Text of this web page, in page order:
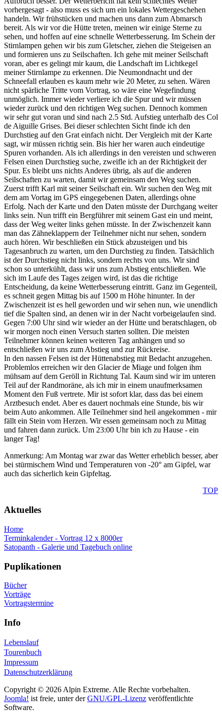
vorhergesagt - also muss es sich um ein lokales Wettergeschehen
handeln. Wir frühstücken und machen uns dann zum Abmarsch
bereit. Als wir vor die Hütte treten, meinen wir einige Sterne zu
sehen, und hoffen auf eine schnelle Wetterbesserung. Im Schein der
Stirnlampen gehen wir bis zum Gletscher, ziehen die Steigeisen an
und formieren uns zu Seilschaften. Ich gehe mit meiner Seilschaft
voran, aber es gelingt mir kaum, die Landschaft im Lichtkegel
meiner Stirnlampe zu erkennen. Die Neumondnacht und der
Schneefall erlauben es kaum mehr wie 20 Meter, zu sehen. Wären
nicht spärliche Tritte vom Vortrag, so wäre eine Wegefindung
unmöglich. Immer wieder verliere ich die Spur und wir müssen
wieder zurück und den richtigen Weg suchen. Dennoch kommen
wir sehr gut voran und sind nach 2.5 Std. Aufstieg unterhalb des Col
de Aiguille Grises. Bei dieser schlechten Sicht finde ich den
Durchstieg auf den Grat einfach nicht. Der Vergleich mit der Karte
sagt, wir müssen richtig sein. Bis hier her waren auch eindeutige
Spuren vorhanden. Als ich allerdings in den vereisten und schweren
Felsen einen Durchstieg suche, zweifle ich an der Richtigkeit der
Spur. Es bleibt uns nichts Anderes übrig, als auf die anderen
Seilschaften zu warten, damit wir gemeinsam den Weg suchen.
Zuerst trifft Karl mit seiner Seilschaft ein. Wir suchen den Weg mit
dem am Vortag im GPS eingegebenen Daten, allerdings ohne
Erfolg. Nach der Karte und den Daten müsste der Durchgang weiter
links sein. Nun trifft ein Bergführer mit seinem Gast ein und meint,
dass der Weg weiter links gehen müsste. In der Zwischenzeit kann
man das Zähneklappern der Teilnehmer nicht nur sehen, sondern
auch hören. Wir beschließen ein Stück abzusteigen und bis
Tagesanbruch zu warten, um den Durchstieg zu finden. Tatsächlich
ist der Durchstieg nicht links, sondern rechts von uns. Wir sind
schon so unterkühlt, dass wir uns zum Abstieg entschließen. Wie
sich im Laufe des Tages zeigen wird, ist das die richtige
Entscheidung, da keine Wetterbesserung eintritt. Ganz im Gegenteil,
es schneit gegen Mittag bis auf 1500 m Höhe hinunter. In der
Zwischenzeit ist es hell geworden und wir sehen nun, wie unendlich
tief die Spalten sind, an denen wir in der Nacht vorbeigelaufen sind.
Gegen 7:00 Uhr sind wir wieder an der Hütte und beratschlagen, ob
wir morgen noch einen Versuch starten sollten. Die meisten
Teilnehmer können keinen weiteren Tag anhängen und so
entschließen wir uns zum Abstieg und zur Rückreise.
In den nassen Felsen ist der Hüttenabstieg mit Bedacht anzugehen.
Problemlos erreichen wir den Glacier de Miage und folgen ihm
mühsam auf dem Geröll in Richtung Tal. Kaum sind wir im unteren
Teil auf der Randmoräne, als ich mir in einem unaufmerksamen
Moment den Fuß vertrete. Mir ist sofort klar, dass das bei einem
Arztbesuch endet. Aber es dauert nochmals eine Stunde, bis wir
beim Auto ankommen. Alle Teilnehmer sind heil angekommen - mir
fällt ein Stein vom Herzen. Wir essen gemeinsam noch zu Mittag
und fahren dann zurück. Um 23:00 Uhr bin ich zu Hause - ein
langer Tag!
Anmerkung: Am Montag war zwar das Wetter erheblich besser, aber
bei stürmischem Wind und Temperaturen von -20° am Gipfel, war
auch das sicherlich kein Gipfeltag.
TOP
Aktuelles
Home
Terminkalender - Vortrag 12 x 8000er
Satopanth - Galerie und Tagebuch online
Puplikationen
Bücher
Vorträge
Vortragstermine
Info
Lebenslauf
Tourenbuch
Impressum
Datenschutzerklärung
Copyright © 2026 Alpin Extreme. Alle Rechte vorbehalten.
Joomla! ist freie, unter derGNU/GPL-Lizenz veröffentlichte
Software.